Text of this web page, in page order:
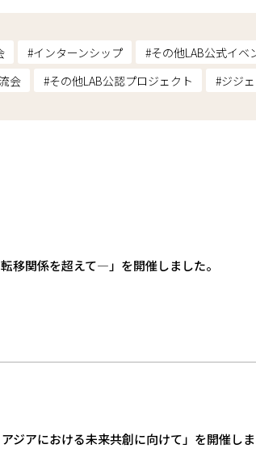
インターンシップ
その他LAB公式イベ
会 その他LAB公認プロジェクト ジジ
移関係を超えて―」を開催しました。
ジアにおける未来共創に向けて」を開催し